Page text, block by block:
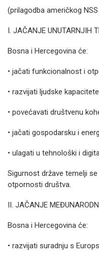
(prilagodba američkog
I. JAČANJE UNUTARNJIH
Bosna i Hercegovina će:
• jačati funkcionalnost i
• razvijati ljudske
• povećavati društvenu
• jačati gospodarsku i
• ulagati u tehnološki i
Sigurnost države temelji
otpornosti društva.
II. JAČANJE
Bosna i Hercegovina će:
• razvijati suradnju s